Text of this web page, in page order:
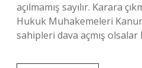
açılmamış sayılır. Karara
Hukuk Muhakemeleri
sahipleri dava açmış